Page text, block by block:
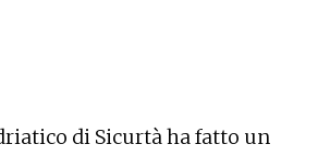
di Sicurtà ha fatto un